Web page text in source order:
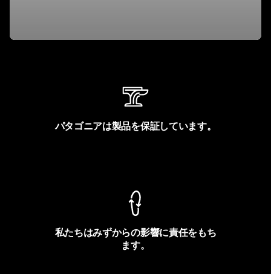
パタゴニアは製品を保証しています。
私たちはみずからの影響に責任をもち
ます。